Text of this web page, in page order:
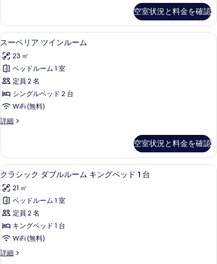
を
表
示
す
る
ー
ム
の
す
べ
て
の
写
真
示
す
る
ス
ツ
イ
ル
ー
の
詳
細
空室状況と料金を確認
ス
ー
ペ
リ
ア
ツ
イ
ン
ー
ム
の
す
べ
て
の
写
真
羽毛の掛け布団、ミニバー、セーフ
3
スーペリア ツインルーム
23 ㎡
ベッドルーム 1 室
定員 2 名
シングルベッド 2 台
WiFi (無料)
詳細
ス
ア
ツ
イ
ル
ー
の
詳
細
空室状況と料金を確認
ク
ラ
シ
ッ
ク
ダ
ブ
ル
クラシック ダブルルーム キングベ
2
クラシック ダブルルーム キングベッド 1 台
21 ㎡
ベッドルーム 1 室
定員 2 名
キングベッド 1 台
WiFi (無料)
詳細
ク